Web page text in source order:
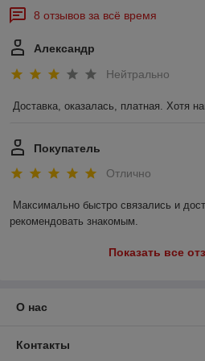
8 отзывов за всё время
Александр
Нейтрально
Доставка, оказалась, платная. Хотя
Покупатель
Отлично
Максимально быстро связались и
рекомендовать знакомым.
Показать все
О нас
Контакты